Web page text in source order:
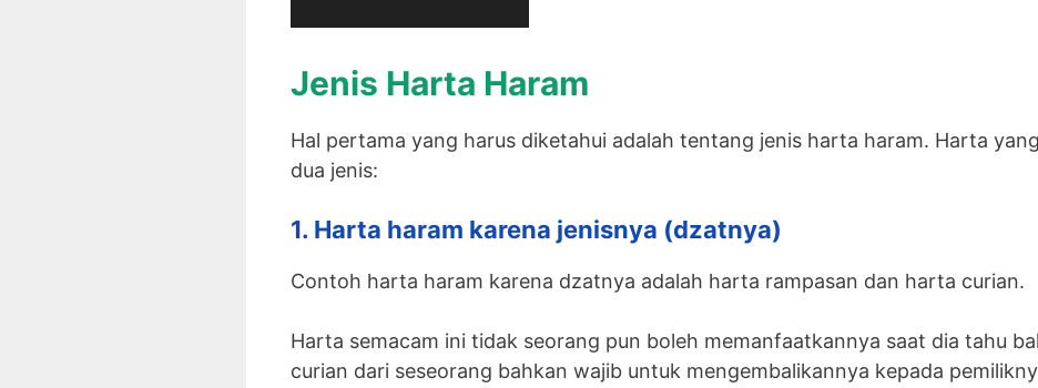
Jenis Harta Haram
Hal pertama yang harus diketahui adalah tentang jenis harta haram. Harta
dua jenis:
1. Harta haram karena jenisnya (dzatnya)
Contoh harta haram karena dzatnya adalah harta rampasan dan harta curian.
Harta semacam ini tidak seorang pun boleh memanfaatkannya saat dia tahu
curian dari seseorang bahkan wajib untuk mengembalikannya kepada